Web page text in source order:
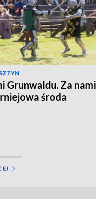
Grunwaldu. Za nami
środa